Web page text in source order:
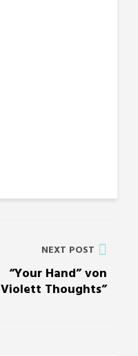
NEXT POST
“Your Hand” von
Violett Thoughts”